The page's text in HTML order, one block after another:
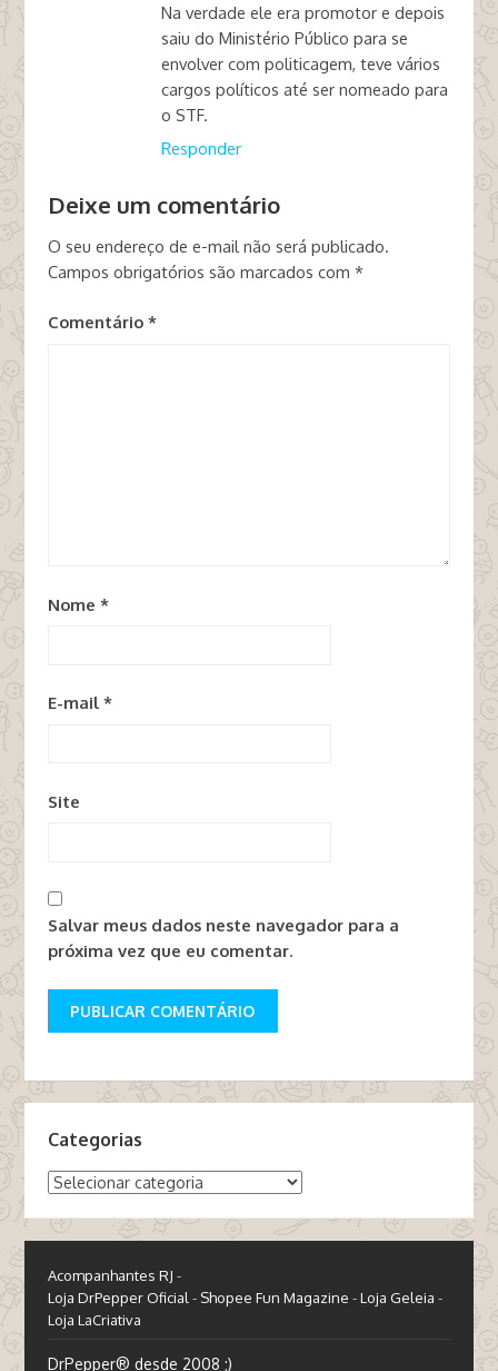
Na verdade ele era promotor e depois
saiu do Ministério Público para se
envolver com politicagem, teve vários
cargos políticos até ser nomeado para
o STF.
Responder
Deixe um comentário
O seu endereço de e-mail não será publicado.
Campos obrigatórios são marcados com *
Comentário *
Nome *
E-mail *
Site
Salvar meus dados neste navegador para a
próxima vez que eu comentar.
Categorias
Categorias
Acompanhantes RJ -
Loja DrPepper Oficial - Shopee Fun Magazine -Loja Geleia -
Loja LaCriativa
DrPepper® desde 2008 ;)